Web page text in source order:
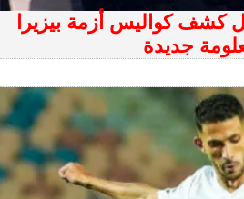
كشف كواليس أزمة بيزيرا
جديدة